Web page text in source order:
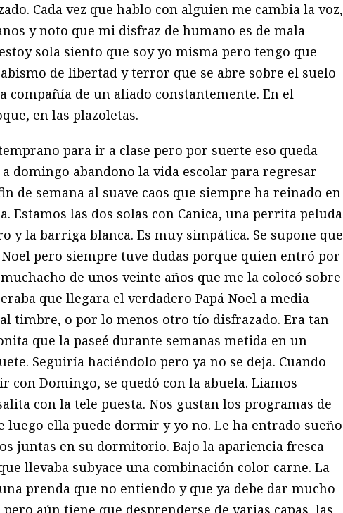
Cada vez que hablo con alguien me cambia la voz,
y noto que mi disfraz de humano es de mala
sola siento que soy yo misma pero tengo que
de libertad y terror que se abre sobre el suelo
compañía de un aliado constantemente. En el
en las plazoletas.
para ir a clase pero por suerte eso queda
domingo abandono la vida escolar para regresar
de semana al suave caos que siempre ha reinado en
Estamos las dos solas con Canica, una perrita peluda
y la barriga blanca. Es muy simpática. Se supone que
pero siempre tuve dudas porque quien entró por
de unos veinte años que me la colocó sobre
que llegara el verdadero Papá Noel a media
timbre, o por lo menos otro tío disfrazado. Era tan
que la paseé durante semanas metida en un
Seguiría haciéndolo pero ya no se deja. Cuando
con Domingo, se quedó con la abuela. Liamos
con la tele puesta. Nos gustan los programas de
luego ella puede dormir y yo no. Le ha entrado sueño
juntas en su dormitorio. Bajo la apariencia fresca
llevaba subyace una combinación color carne. La
prenda que no entiendo y que ya debe dar mucho
aún tiene que desprenderse de varias capas, las